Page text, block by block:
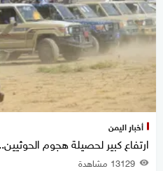
أخبار اليمن
ارتفاع كبير لحصيلة هجوم
13129 مشاهدة